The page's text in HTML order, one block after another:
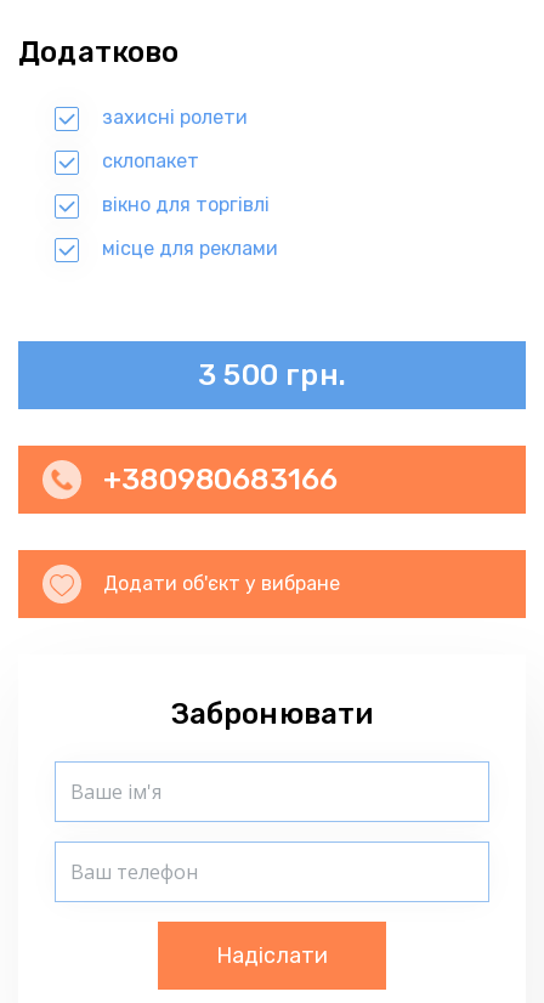
Додатково
захисні ролети
склопакет
вікно для торгівлі
місце для реклами
3 500 грн.
+380980683166
Додати об'єкт у вибране
Забронювати